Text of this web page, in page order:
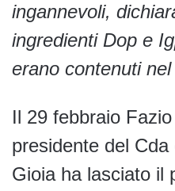
ingannevoli,
ingredienti Dop e
erano contenuti
Il 29 febbraio
presidente del
Gioia ha lasciato il